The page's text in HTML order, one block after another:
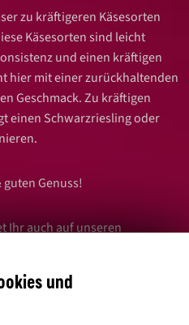
zu kräftigeren Käsesorten
Käsesorten sind leicht
und einen kräftigen
hier mit einer zurückhaltenden
Geschmack. Zu kräftigen
einen Schwarzriesling oder
guten Genuss!
Ihr auch auf unseren
und